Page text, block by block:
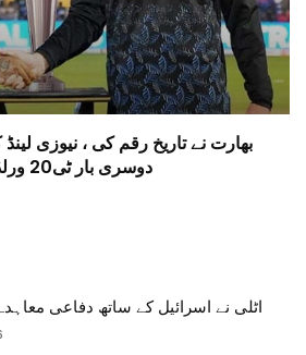
بھارت نے تاریخ رقم کی ، نیوزی
دوسری بار ٹی20 ورلڈ کپ کا خطاب جیت لیا
اٹلی نے اسرائیل کے ساتھ دفاعی